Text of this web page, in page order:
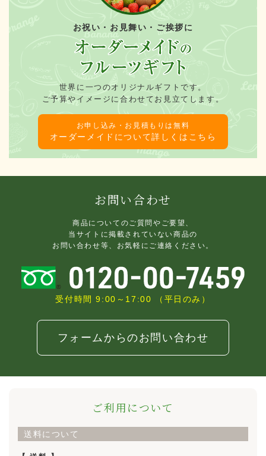
お祝い・お見舞い・ご挨拶に
世界に一つのオリジナルギフトです。
ご予算やイメージに合わせてお見立てします。
お申し込み・お見積もりは無料
オーダーメイドについて詳しくはこちら
お問い合わせ
商品についてのご質問やご要望、
当サイトに掲載されていない商品の
お問い合わせ等、お気軽にご連絡ください。
受付時間 9:00～17:00 （平日のみ）
フォームからのお問い合わせ
ご利用について
送料について